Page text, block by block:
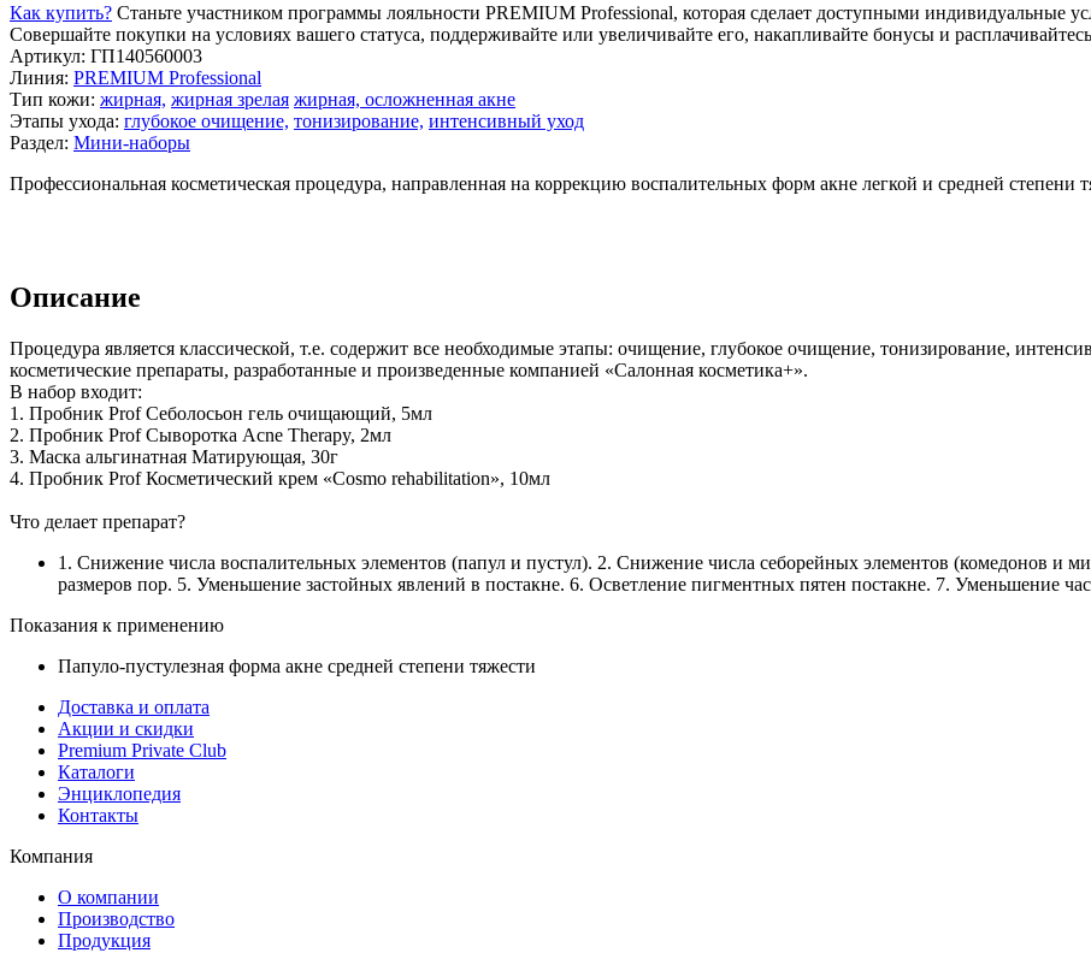
Как купить? Станьте участником программы лояльности PREMIUM Professional, которая сделает доступными индивидуальные
Совершайте покупки на условиях вашего статуса, поддерживайте или увеличивайте его, накапливайте бонусы и
Артикул: ГП140560003
Линия: PREMIUM Professional
Тип кожи: жирная, жирная зрелая жирная, осложненная акне
Этапы ухода: глубокое очищение, тонизирование, интенсивный уход
Раздел: Мини-наборы
Профессиональная косметическая процедура, направленная на коррекцию воспалительных форм акне легкой и средней степени
Описание
Процедура является классической, т.е. содержит все необходимые этапы: очищение, глубокое очищение, тонизирование,
косметические препараты, разработанные и произведенные компанией «Салонная косметика+».
В набор входит:
1. Пробник Prof Себолосьон гель очищающий, 5мл
2. Пробник Prof Сыворотка Acne Therapy, 2мл
3. Маска альгинатная Матирующая, 30г
4. Пробник Prof Косметический крем «Cosmo rehabilitation», 10мл
Что делает препарат?
1. Снижение числа воспалительных элементов (папул и пустул). 2. Снижение числа себорейных элементов (комедонов и
размеров пор. 5. Уменьшение застойных явлений в постакне. 6. Осветление пигментных пятен постакне. 7. Уменьшение
Показания к применению
Папуло-пустулезная форма акне средней степени тяжести
Доставка и оплата
Акции и скидки
Premium Private Club
Каталоги
Энциклопедия
Контакты
Компания
О компании
Производство
Продукция